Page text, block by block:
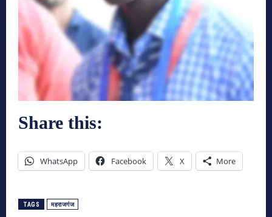
Share this:
WhatsApp Facebook X More
TAGS महराजगंज